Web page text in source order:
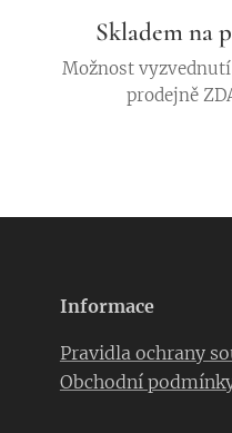
Skladem na
Možnost
prodejně
Informace
Pravidla ochrany
Obchodní